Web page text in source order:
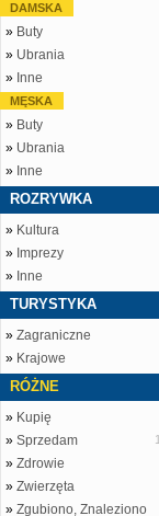
DAMSKA
» Buty
» Ubrania
» Inne
MĘSKA
» Buty
» Ubrania
» Inne
ROZRYWKA
» Kultura
» Imprezy
» Inne
TURYSTYKA
» Zagraniczne
» Krajowe
RÓŻNE
» Kupię
» Sprzedam
» Zdrowie
» Zwierzęta
» Zgubiono, Znaleziono